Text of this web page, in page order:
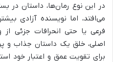
در این نوع رمان‌ها، داستان در
می‌افتد، اما نویسنده آزادی
فرعی یا حتی انحرافات جزئی
اصلی، خلق یک داستان جذاب و
برای تقویت عمق و اعتبار خود